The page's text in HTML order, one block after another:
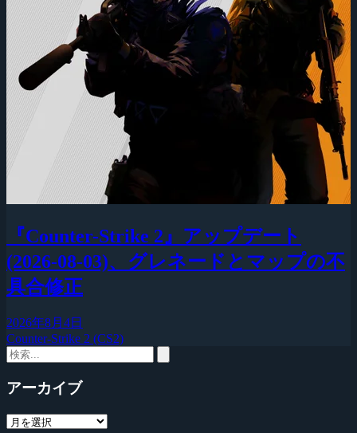
『Counter-Strike 2』アップデート
(2026-08-03)、グレネードとマップの不
具合修正
2026年8月4日
Counter-Strike 2 (CS2)
アーカイブ